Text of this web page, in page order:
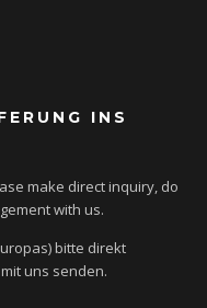
INS
make direct inquiry, do
with us.
bitte direkt
uns senden.